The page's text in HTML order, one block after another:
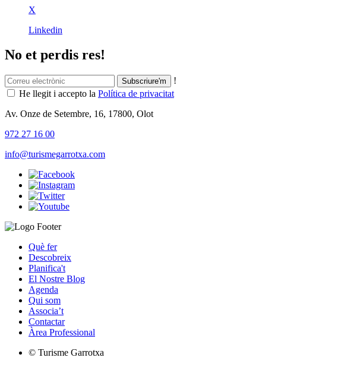
X
Linkedin
No et perdis res!
!
He llegit i accepto la Política de privacitat
Av. Onze de Setembre, 16, 17800, Olot
972 27 16 00
info@turismegarrotxa.com
Què fer
Descobreix
Planifica't
El Nostre Blog
Agenda
Qui som
Associa’t
Contactar
Àrea Professional
© Turisme Garrotxa